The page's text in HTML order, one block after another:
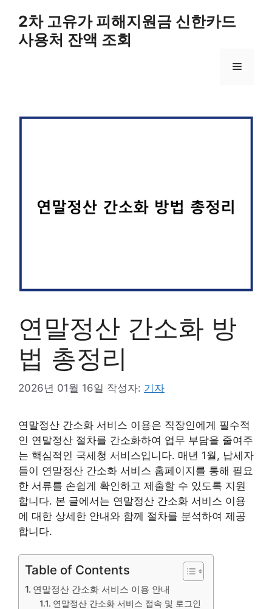
2차 고유가 피해지원금 신한카드
사용처 잔액 조회
메
연말정산 간소화 방
법 총정리
2026년 01월 16일 작성자: 기자
연말정산 간소화 서비스 이용은 직장인에게 필수적
인 연말정산 절차를 간소화하여 업무 부담을 줄여주
는 핵심적인 국세청 서비스입니다. 매년 1월, 납세자
들이 연말정산 간소화 서비스 홈페이지를 통해 필요
한 서류를 손쉽게 확인하고 제출할 수 있도록 지원
합니다. 본 글에서는 연말정산 간소화 서비스 이용
에 대한 상세한 안내와 함께 절차를 분석하여 제공
합니다.
Table of Contents
연말정산 간소화 서비스 이용 안내
연말정산 간소화 서비스 접속 및 로그인